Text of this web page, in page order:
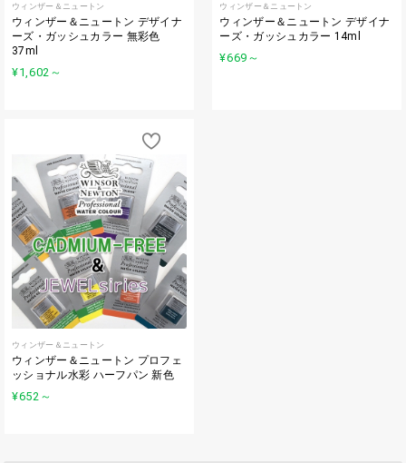
ウィンザー＆ニュートン
ウィンザー＆ニュートン デザイナ
ーズ・ガッシュカラー 無彩色
37ml
¥1,602 ～
ウィンザー＆ニュートン
ウィンザー＆ニュートン デザイナ
ーズ・ガッシュカラー 14ml
¥669 ～
ウィンザー＆ニュートン
ウィンザー＆ニュートン プロフェ
ッショナル水彩 ハーフパン 新色
¥652 ～